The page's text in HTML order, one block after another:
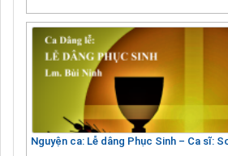
Nguyện ca: Lễ dâng Phục Sinh – Ca sĩ: